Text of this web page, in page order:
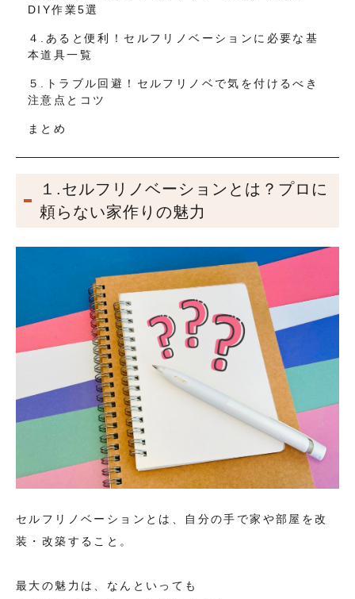
DIY作業5選
４.あると便利！セルフリノベーションに必要な基
本道具一覧
５.トラブル回避！セルフリノベで気を付けるべき
注意点とコツ
まとめ
１.セルフリノベーションとは？プロに
頼らない家作りの魅力
セルフリノベーションとは、自分の手で家や部屋を改
装・改築すること。
最大の魅力は、なんといっても